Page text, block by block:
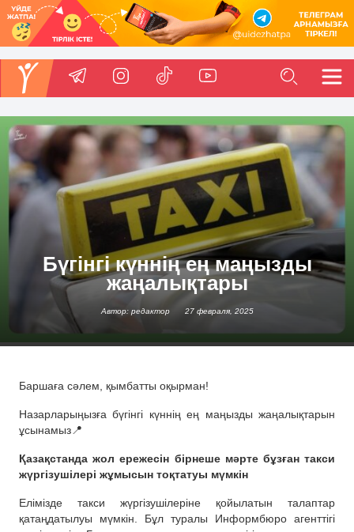
Бүгінгі күннің ең маңызды
жаңалықтары
Автор: редактор 27 февраля, 2025
Баршаға сәлем, қымбатты оқырман!
Назарларыңызға бүгінгі күннің ең маңызды жаңалықтарын
ұсынамыз📍
Қазақстанда жол ережесін бірнеше мәрте бұзған такси
жүргізушілері жұмысын тоқтатуы мүмкін
Елімізде такси жүргізушілеріне қойылатын талаптар
қатаңдатылуы мүмкін. Бұл туралы Информбюро агенттігі